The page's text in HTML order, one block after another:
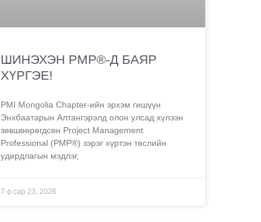
ШИНЭХЭН PMP®-Д БАЯР
ХҮРГЭЕ!
PMI Mongolia Chapter-ийн эрхэм гишүүн
Энхбаатарын Алтангэрэлд олон улсад хүлээн
зөвшөөрөгдсөн Project Management
Professional (PMP®) зэрэг хүртэн төслийн
удирдлагын мэдлэг,
7-р сар 23, 2026